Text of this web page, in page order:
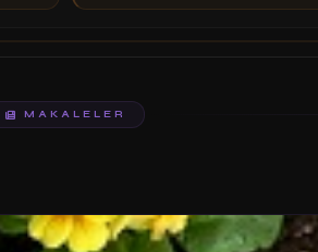
MAKALELER